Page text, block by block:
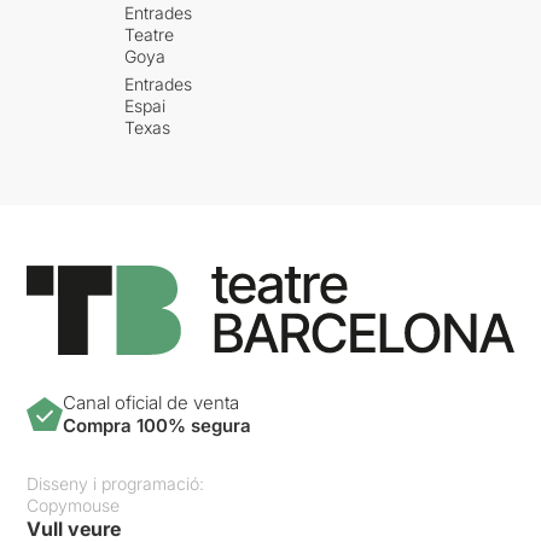
Entrades
Teatre
Goya
Entrades
Espai
Texas
Canal oficial de venta
Compra 100% segura
Disseny i programació:
Copymouse
Vull veure